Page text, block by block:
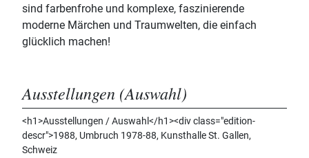
sind farbenfrohe und komplexe, faszinierende
moderne Märchen und Traumwelten, die einfach
glücklich machen!
Ausstellungen (Auswahl)
<h1>Ausstellungen / Auswahl</h1><div class="edition-
descr">1988, Umbruch 1978-88, Kunsthalle St. Gallen,
Schweiz